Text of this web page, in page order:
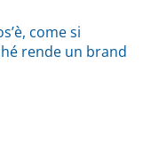
come si
rende un brand